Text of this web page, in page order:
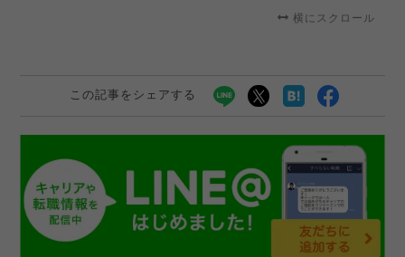
横にスクロール
この記事をシェアする